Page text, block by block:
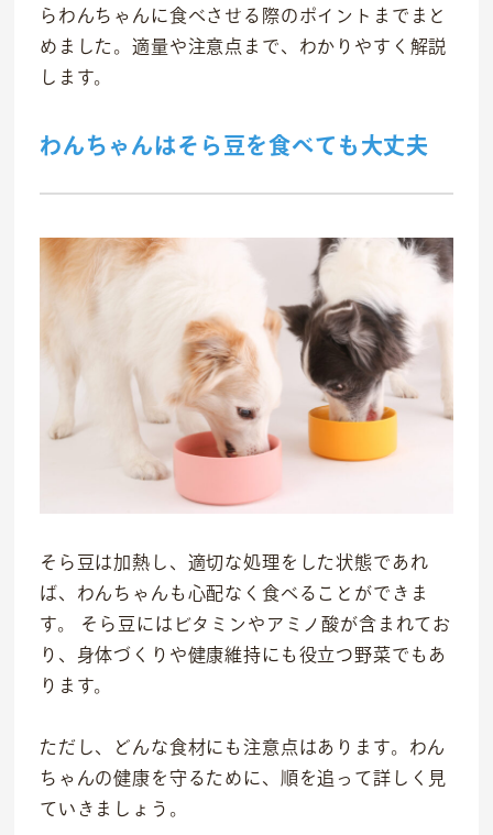
事業紹介
往診クリニック
動物病院
トリミングサロン
海外事業
代表あいさつ
らわんちゃんに食べさせる際のポイントまでまと
めました。適量や注意点まで、わかりやすく解説
します。
わんちゃんはそら豆を食べても大丈夫
そら豆は加熱し、適切な処理をした状態であれ
ば、わんちゃんも心配なく食べることができま
す。 そら豆にはビタミンやアミノ酸が含まれてお
り、身体づくりや健康維持にも役立つ野菜でもあ
ります。
ただし、どんな食材にも注意点はあります。わん
ちゃんの健康を守るために、順を追って詳しく見
ていきましょう。